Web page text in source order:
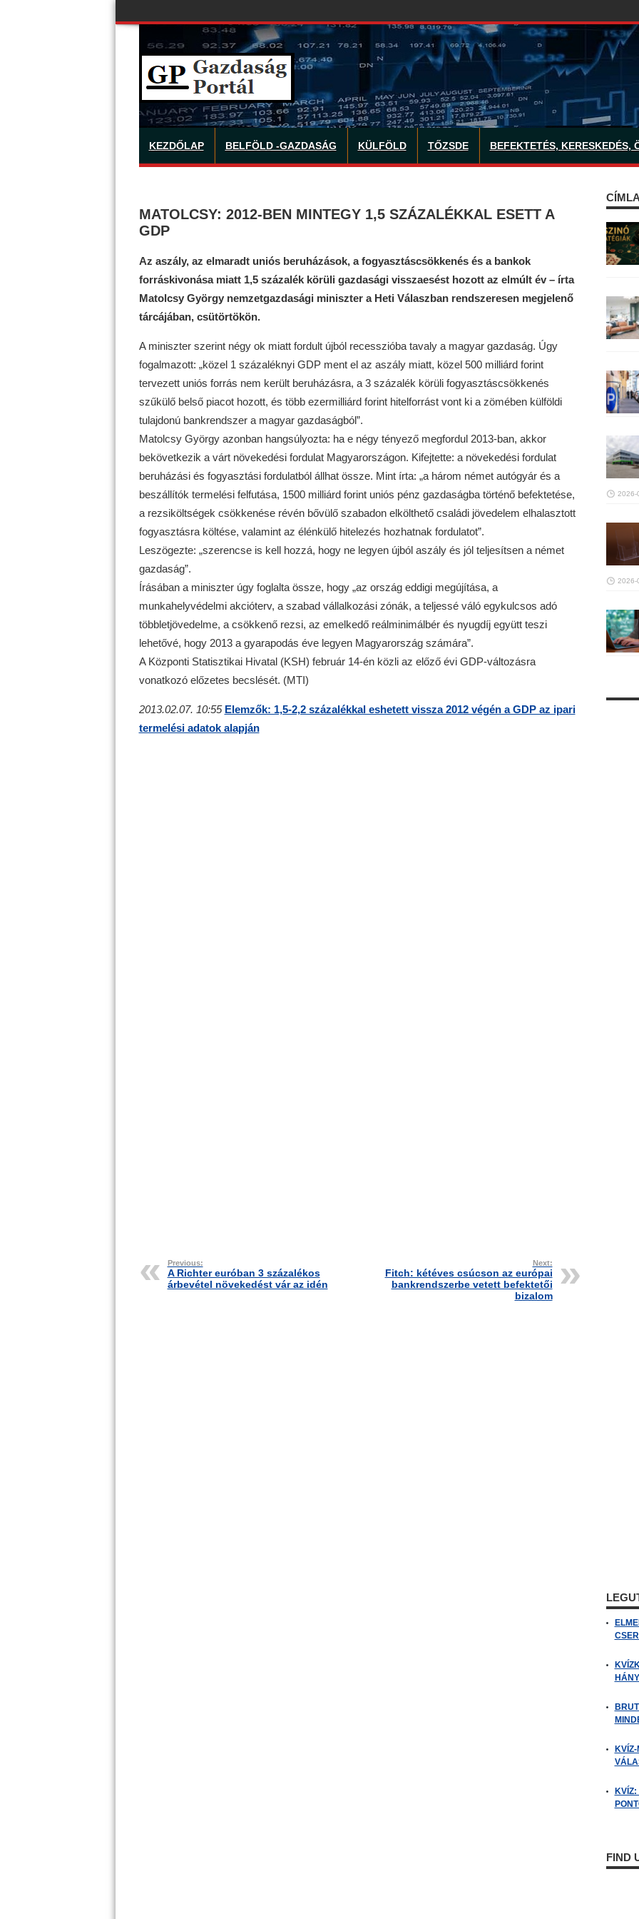
KEZDŐLAP BELFÖLD -GAZDASÁG KÜLFÖLD TŐZSDE BEFEKTETÉS, KERESKEDÉS,
MATOLCSY: 2012-BEN MINTEGY 1,5 SZÁZALÉKKAL ESETT A
GDP
Az aszály, az elmaradt uniós beruházások, a fogyasztáscsökkenés és a bankok
forráskivonása miatt 1,5 százalék körüli gazdasági visszaesést hozott az elmúlt év – írta
Matolcsy György nemzetgazdasági miniszter a Heti Válaszban rendszeresen megjelenő
tárcájában, csütörtökön.
A miniszter szerint négy ok miatt fordult újból recesszióba tavaly a magyar gazdaság. Úgy
fogalmazott: „közel 1 százaléknyi GDP ment el az aszály miatt, közel 500 milliárd forint
tervezett uniós forrás nem került beruházásra, a 3 százalék körüli fogyasztáscsökkenés
szűkülő belső piacot hozott, és több ezermilliárd forint hitelforrást vont ki a zömében külföldi
tulajdonú bankrendszer a magyar gazdaságból”.
Matolcsy György azonban hangsúlyozta: ha e négy tényező megfordul 2013-ban, akkor
bekövetkezik a várt növekedési fordulat Magyarországon. Kifejtette: a növekedési fordulat
beruházási és fogyasztási fordulatból állhat össze. Mint írta: „a három német autógyár és a
beszállítók termelési felfutása, 1500 milliárd forint uniós pénz gazdaságba történő befektetése,
a rezsiköltségek csökkenése révén bővülő szabadon elkölthető családi jövedelem elhalasztott
fogyasztásra költése, valamint az élénkülő hitelezés hozhatnak fordulatot”.
Leszögezte: „szerencse is kell hozzá, hogy ne legyen újból aszály és jól teljesítsen a német
gazdaság”.
Írásában a miniszter úgy foglalta össze, hogy „az ország eddigi megújítása, a
munkahelyvédelmi akcióterv, a szabad vállalkozási zónák, a teljessé váló egykulcsos adó
többletjövedelme, a csökkenő rezsi, az emelkedő reálminimálbér és nyugdíj együtt teszi
lehetővé, hogy 2013 a gyarapodás éve legyen Magyarország számára”.
A Központi Statisztikai Hivatal (KSH) február 14-én közli az előző évi GDP-változásra
vonatkozó előzetes becslését. (MTI)
2013.02.07. 10:55 Elemzők: 1,5-2,2 százalékkal eshetett vissza 2012 végén a GDP az ipari
termelési adatok alapján
Previous:
A Richter euróban 3 százalékos
árbevétel növekedést vár az idén
Next:
Fitch: kétéves csúcson az európai
bankrendszerbe vetett befektetői
bizalom
2026-
2026-
FIND